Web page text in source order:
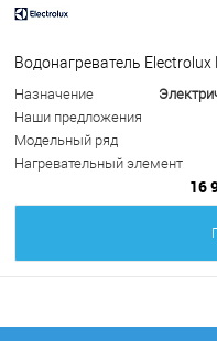
Водонагреватель Electrolux
Назначение
Наши предложения
Модельный ряд
Нагревательный элемент
16